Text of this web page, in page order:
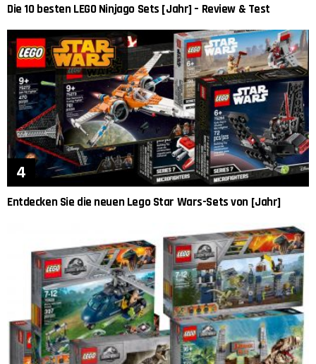
Die 10 besten LEGO Ninjago Sets [Jahr] – Review & Test
Entdecken Sie die neuen Lego Star Wars-Sets von [Jahr]